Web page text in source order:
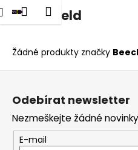
Přejít
na
Přihlášení
Nákupní
Menu
Beechfield
Žádné produkty značky
K
o
k C
p
o
t
Odebírat newsletter
Nezmeškejte žádné
E-mail